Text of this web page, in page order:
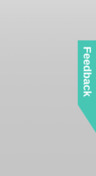
Feedback